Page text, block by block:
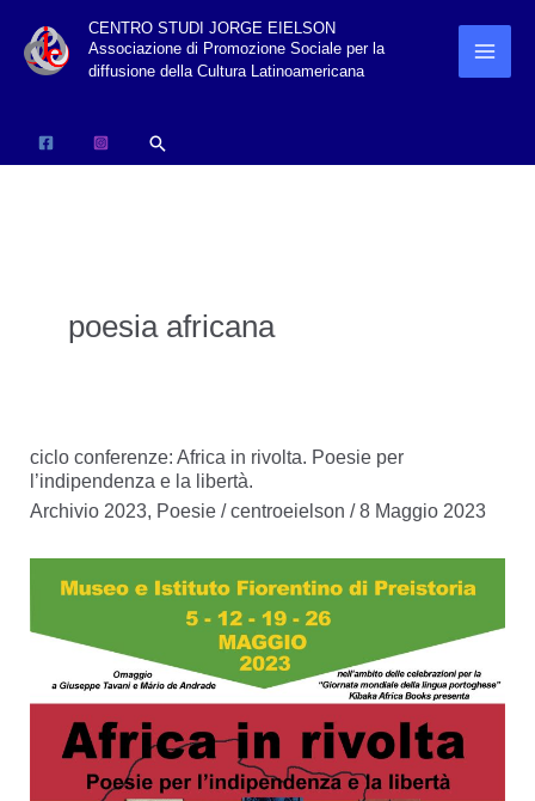
CENTRO STUDI JORGE EIELSON
Associazione di Promozione Sociale per la
diffusione della Cultura Latinoamericana
Cerca
poesia africana
ciclo conferenze: Africa in rivolta. Poesie per
l’indipendenza e la libertà.
Archivio 2023, Poesie/centroeielson /8 Maggio 2023